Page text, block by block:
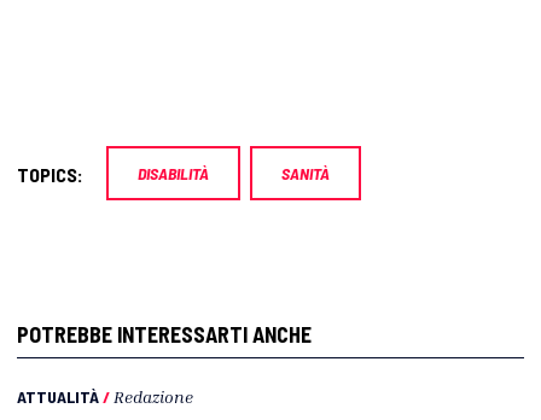
TOPICS: DISABILITÀ SANITÀ
POTREBBE INTERESSARTI ANCHE
ATTUALITÀ/ Redazione